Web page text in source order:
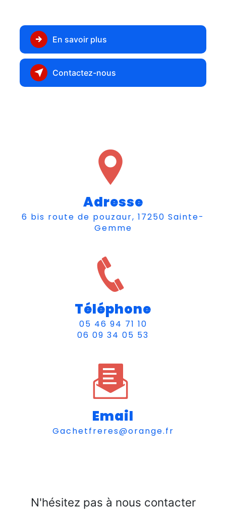
En savoir plus
Contactez-nous
Adresse
6 bis route de pouzaur, 17250 Sainte-
Gemme
Téléphone
05 46 94 71 10
06 09 34 05 53
Email
gachetfreres@orange.fr
N'hésitez pas à nous contacter